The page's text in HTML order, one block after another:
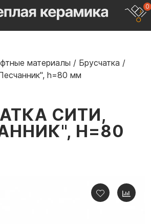
0
материалы / Брусчатка /
h=80 мм
СИТИ,
H=80